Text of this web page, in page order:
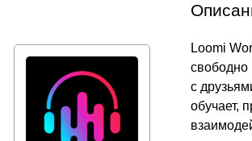
Loomi
свободно
с
обучает,